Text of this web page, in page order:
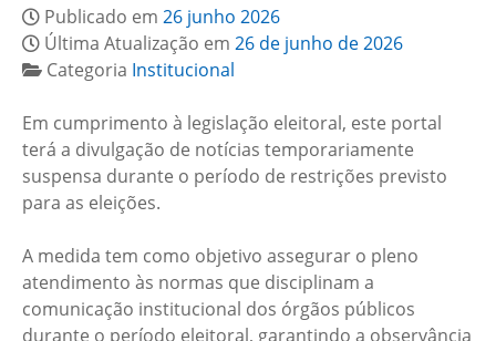
Publicado em 26 junho 2026
Última Atualização em 26 de junho de 2026
Categoria Institucional
Em cumprimento à legislação eleitoral, este portal
terá a divulgação de notícias temporariamente
suspensa durante o período de restrições previsto
para as eleições.
A medida tem como objetivo assegurar o pleno
atendimento às normas que disciplinam a
comunicação institucional dos órgãos públicos
durante o período eleitoral, garantindo a observância